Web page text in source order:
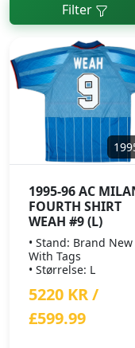
Filter
1995-96 AC
FOURTH SHIRT
WEAH #9 (L)
• Stand: Brand New
With Tags
• Størrelse: L
5220 KR /
£599.99